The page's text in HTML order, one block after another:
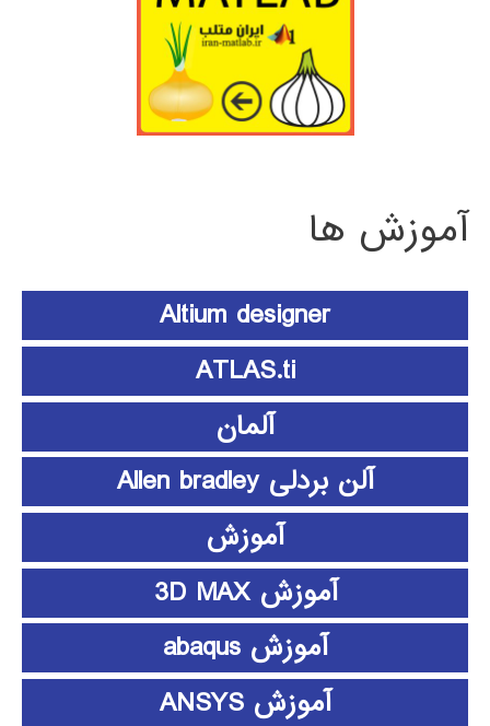
آموزش ها
Altium designer
ATLAS.ti
آلمان
آلن بردلی Allen bradley
آموزش
آموزش 3D MAX
آموزش abaqus
آموزش ANSYS